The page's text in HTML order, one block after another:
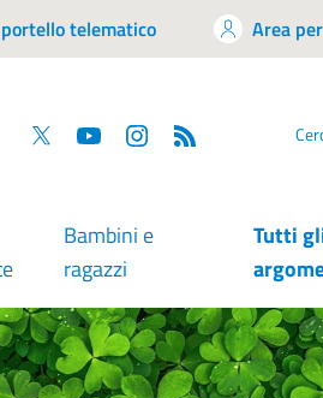
telematico Area
Facebook
Twitter YouTube
Bambini e
ragazzi
Tutti